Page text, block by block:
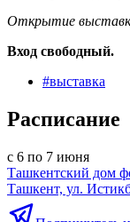
Открытие
Вход свободный.
#выставка
Расписание
с 6 по 7 июня
Ташкентский дом
Ташкент, ул.